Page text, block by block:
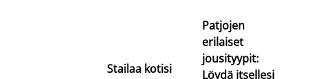
Stailaa kotisi
Patjojen
erilaiset
jousityypit:
Löydä itsellesi